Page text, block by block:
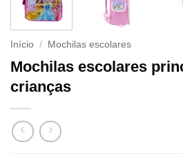
Início / Mochilas escolares
Mochilas escolares
crianças